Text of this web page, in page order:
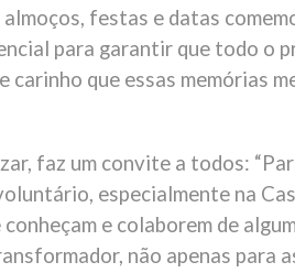
festas e datas
para garantir que todo o
que essas memórias
faz um convite a todos:
especialmente na
e colaborem de
não apenas para